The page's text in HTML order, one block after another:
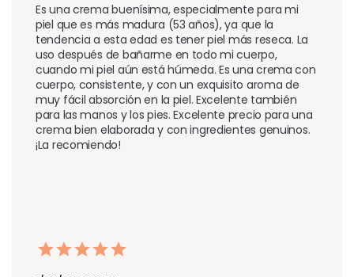
Es una crema buenísima, especialmente para mi
piel que es más madura (53 años), ya que la
tendencia a esta edad es tener piel más reseca. La
uso después de bañarme en todo mi cuerpo,
cuando mi piel aún está húmeda. Es una crema con
cuerpo, consistente, y con un exquisito aroma de
muy fácil absorción en la piel. Excelente también
para las manos y los pies. Excelente precio para una
crema bien elaborada y con ingredientes genuinos.
¡La recomiendo!